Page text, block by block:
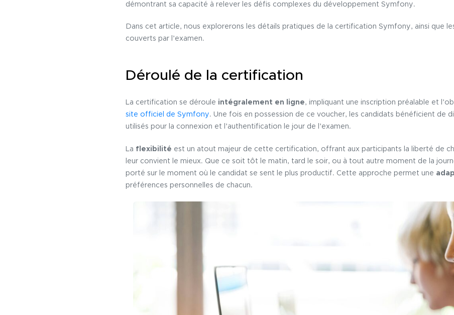
démontrant sa capacité à relever les défis complexes du développement Symfony.
Dans cet article, nous explorerons les détails pratiques de la certification Symfony, ainsi que
couverts par l’examen.
Déroulé de la certification
La certification se déroule intégralement en ligne, impliquant une inscription préalable et
site officiel de Symfony. Une fois en possession de ce voucher, les candidats bénéficient de
utilisés pour la connexion et l’authentification le jour de l’examen.
La flexibilité est un atout majeur de cette certification, offrant aux participants la liberté de
leur convient le mieux. Que ce soit tôt le matin, tard le soir, ou à tout autre moment de la
porté sur le moment où le candidat se sent le plus productif. Cette approche permet une
préférences personnelles de chacun.